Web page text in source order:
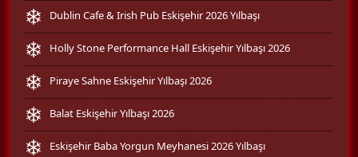
Dublin Cafe & Irish Pub Eskişehir 2026 Yılbaşı
Holly Stone Performance Hall Eskişehir Yılbaşı 2026
Piraye Sahne Eskişehir Yılbaşı 2026
Balat Eskişehir Yılbaşı 2026
Eskişehir Baba Yorgun Meyhanesi 2026 Yılbaşı